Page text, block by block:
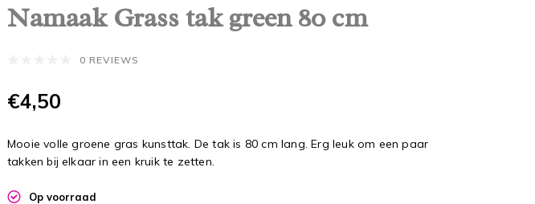
Namaak Grass tak green 80 cm
0 REVIEWS
€4,50
Mooie volle groene gras kunsttak. De tak is 80 cm lang. Erg leuk om een paar
takken bij elkaar in een kruik te zetten.
Op voorraad